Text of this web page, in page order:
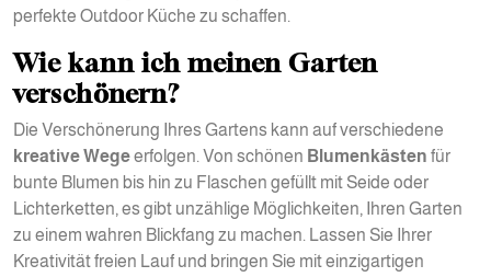
perfekte Outdoor Küche zu schaffen.
Wie kann ich meinen Garten
verschönern?
Die Verschönerung Ihres Gartens kann auf verschiedene
kreative Wegeerfolgen. Von schönen Blumenkästen für
bunte Blumen bis hin zu Flaschen gefüllt mit Seide oder
Lichterketten, es gibt unzählige Möglichkeiten, Ihren Garten
zu einem wahren Blickfang zu machen. Lassen Sie Ihrer
Kreativität freien Lauf und bringen Sie mit einzigartigen